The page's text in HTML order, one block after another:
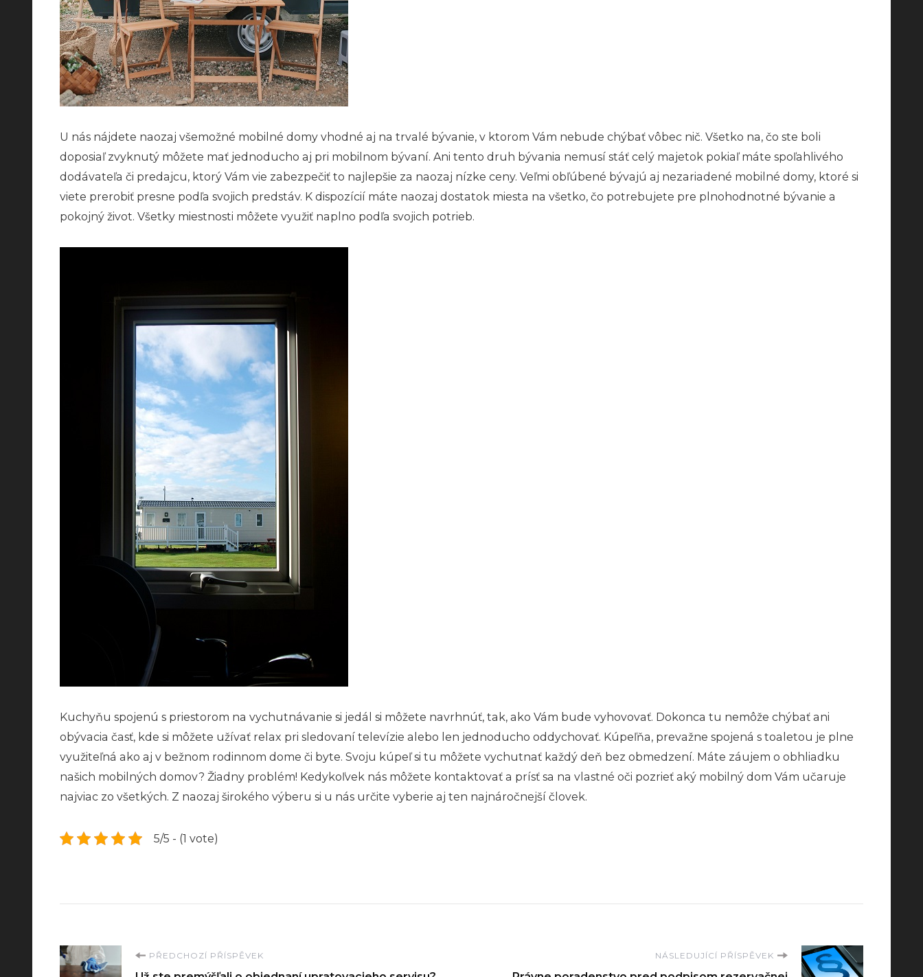
U nás nájdete naozaj všemožné mobilné domy vhodné aj na trvalé bývanie, v ktorom Vám nebude chýbať vôbec nič. Všetko na, čo ste boli
doposiaľ zvyknutý môžete mať jednoducho aj pri mobilnom bývaní. Ani tento druh bývania nemusí stáť celý majetok pokiaľ máte spoľahlivého
dodávateľa či predajcu, ktorý Vám vie zabezpečiť to najlepšie za naozaj nízke ceny. Veľmi obľúbené bývajú aj nezariadené mobilné domy, ktoré si
viete prerobiť presne podľa svojich predstáv. K dispozícií máte naozaj dostatok miesta na všetko, čo potrebujete pre plnohodnotné bývanie a
pokojný život. Všetky miestnosti môžete využiť naplno podľa svojich potrieb.
Kuchyňu spojenú s priestorom na vychutnávanie si jedál si môžete navrhnúť, tak, ako Vám bude vyhovovať. Dokonca tu nemôže chýbať ani
obývacia časť, kde si môžete užívať relax pri sledovaní televízie alebo len jednoducho oddychovať. Kúpeľňa, prevažne spojená s toaletou je plne
využiteľná ako aj v bežnom rodinnom dome či byte. Svoju kúpeľ si tu môžete vychutnať každý deň bez obmedzení. Máte záujem o obhliadku
našich mobilných domov? Žiadny problém! Kedykoľvek nás môžete kontaktovať a prísť sa na vlastné oči pozrieť aký mobilný dom Vám učaruje
najviac zo všetkých. Z naozaj širokého výberu si u nás určite vyberie aj ten najnáročnejší človek.
5/5 - (1 vote)
NavigacePŘEDCHOZÍ PŘÍSPĚVEK NÁSLEDUJÍCÍ PŘÍSPĚVEK